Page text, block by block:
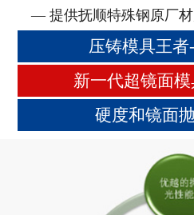
— 提供抚顺特殊钢原厂
压铸模具王者
新一代超镜面
硬度和镜面